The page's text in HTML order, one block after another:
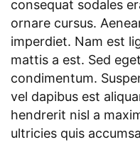
consequat sodales
ornare cursus.
imperdiet. Nam est
mattis a est. Sed
condimentum.
vel dapibus est
hendrerit nisl a
ultricies quis